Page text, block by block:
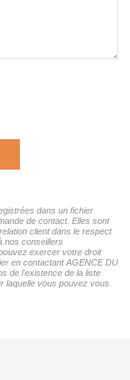
dans un fichier
de contact. Elles sont
client dans le respect
nos conseillers
exercer votre droit
en contactant AGENCE DU
de l'existence de la liste
laquelle vous pouvez vous